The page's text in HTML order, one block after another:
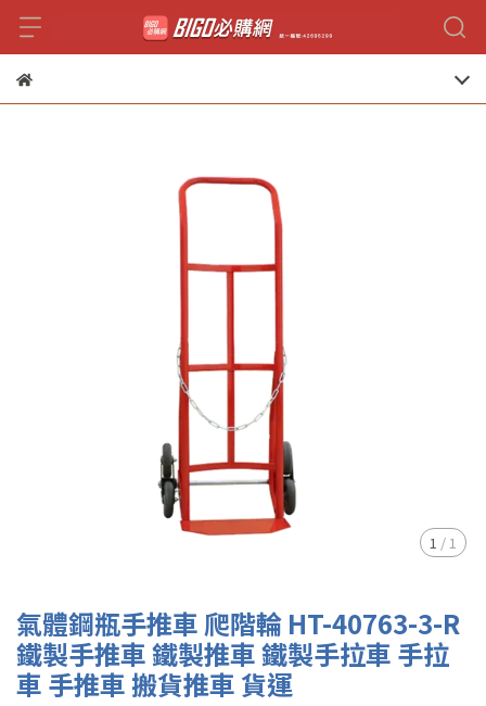
1 / 1
氣體鋼瓶手推車 爬階輪 HT-40763-3-R
鐵製手推車 鐵製推車 鐵製手拉車 手拉
車 手推車 搬貨推車 貨運